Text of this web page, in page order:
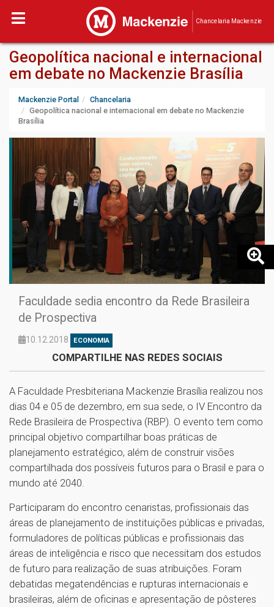
Chancelaria Mackenzie
Geopolítica nacional e internacional
em debate no Mackenzie Brasília
Mackenzie Portal
Chancelaria
Geopolítica nacional e internacional em debate no Mackenzie
Brasília
Faculdade sedia encontro da Rede Brasileira
de Prospectiva
10.12.2018 ECONOMIA
COMPARTILHE NAS REDES SOCIAIS
A Faculdade Presbiteriana Mackenzie Brasília realizou nos
dias 04 e 05 de dezembro, em sua sede, o IV Encontro da
Rede Brasileira de Prospectiva (RBP). O evento tem como
principal objetivo compartilhar boas práticas de
planejamento estratégico, além de construir visões
compartilhada dos possíveis futuros para o Brasil e para o
mundo até 2040.
Participaram do encontro cenaristas, profissionais das
áreas de planejamento de instituições públicas e privadas,
formuladores de políticas públicas e profissionais das
áreas de inteligência e risco que necessitam dos estudos
de futuro para realização de suas atribuições. Foram
debatidas megatendências e rupturas internacionais e
brasileiras, além de oficinas e apresentação de pôsteres